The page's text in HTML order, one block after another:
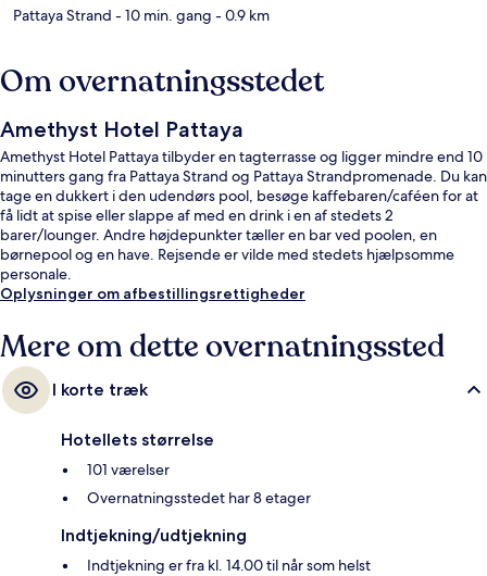
Pattaya Strand - 10 min. gang - 0.9 km
Om overnatningsstedet
Amethyst Hotel Pattaya
Amethyst Hotel Pattaya tilbyder en tagterrasse og ligger mindre end 10
minutters gang fra Pattaya Strand og Pattaya Strandpromenade. Du kan
tage en dukkert i den udendørs pool, besøge kaffebaren/caféen for at
få lidt at spise eller slappe af med en drink i en af stedets 2
barer/lounger. Andre højdepunkter tæller en bar ved poolen, en
børnepool og en have. Rejsende er vilde med stedets hjælpsomme
personale.
Oplysninger om afbestillingsrettigheder
Mere om dette overnatningssted
I korte træk
Hotellets størrelse
101 værelser
Overnatningsstedet har 8 etager
Indtjekning/udtjekning
Indtjekning er fra kl. 14.00 til når som helst